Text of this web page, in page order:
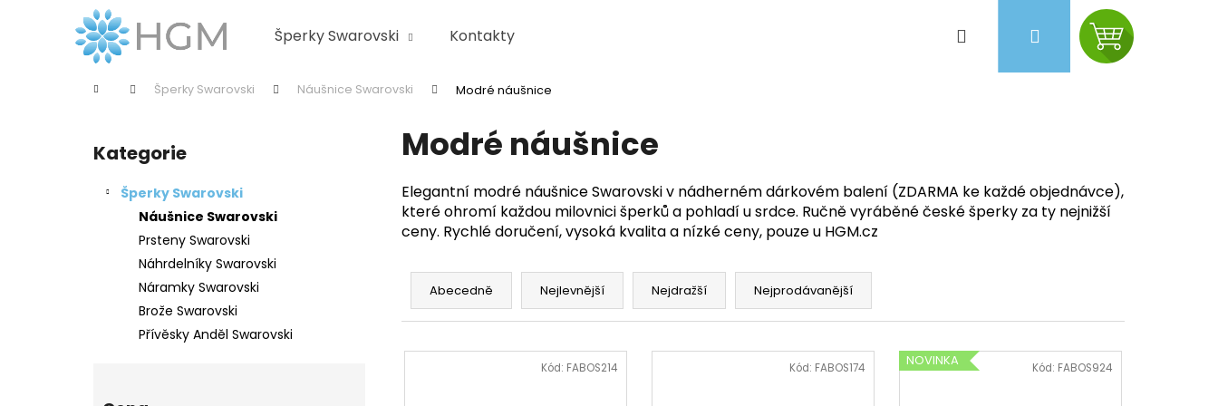
Šperky Swarovski Kontakty PřihlášeníNákupní
Domů Šperky Swarovski Náušnice Swarovski Modré náušnice
Přeskočit
kategorie
Kategorie
Šperky Swarovski
Náušnice Swarovski
Prsteny Swarovski
Náhrdelníky Swarovski
Náramky Swarovski
Brože Swarovski
Přívěsky Anděl Swarovski
Modré náušnice
Elegantní modré náušnice Swarovski v nádherném dárkovém balení (ZDARMA ke každé objednávce),
které ohromí každou milovnici šperků a pohladí u srdce. Ručně vyráběné české šperky za ty nejnižší
ceny. Rychlé doručení, vysoká kvalita a nízké ceny, pouze u HGM.cz
Ř
z
Abecedně Nejlevnější Nejdražší Nejprodávanější
V
Kód: FABOS214 Kód: FABOS174 NOVINKA Kód: FABOS924
Zpět
Zpět
Co potřebujete najít?
Doporučujeme
Následující